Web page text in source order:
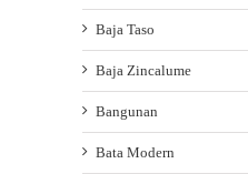
Baja Taso
Baja Zincalume
Bangunan
Bata Modern